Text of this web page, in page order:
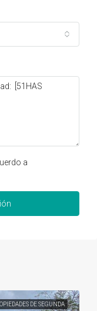
a
DE SEGUNDA